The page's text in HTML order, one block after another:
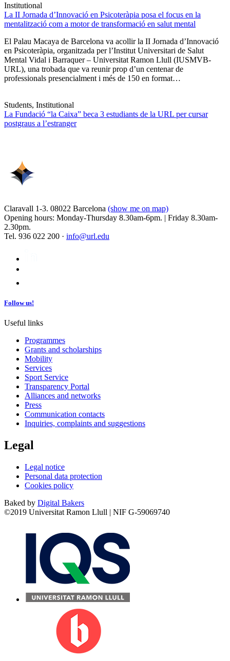
Institutional
La II Jornada d’Innovació en Psicoteràpia posa el focus en la
mentalització com a motor de transformació en salut mental
El Palau Macaya de Barcelona va acollir la II Jornada d’Innovació
en Psicoteràpia, organitzada per l’Institut Universitari de Salut
Mental Vidal i Barraquer – Universitat Ramon Llull (IUSMVB-
URL), una trobada que va reunir prop d’un centenar de
professionals presencialment i més de 150 en format…
Students, Institutional
La Fundació “la Caixa” beca 3 estudiants de la URL per cursar
postgraus a l’estranger
Claravall 1-3. 08022 Barcelona (show me on map)
Opening hours: Monday-Thursday 8.30am-6pm. | Friday 8.30am-
2.30pm.
Tel. 936 022 200 · info@url.edu
Follow us!
Useful links
Programmes
Grants and scholarships
Mobility
Services
Sport Service
Transparency Portal
Alliances and networks
Press
Communication contacts
Inquiries, complaints and suggestions
Legal
Legal notice
Personal data protection
Cookies policy
Baked by Digital Bakers
©2019 Universitat Ramon Llull | NIF G-59069740